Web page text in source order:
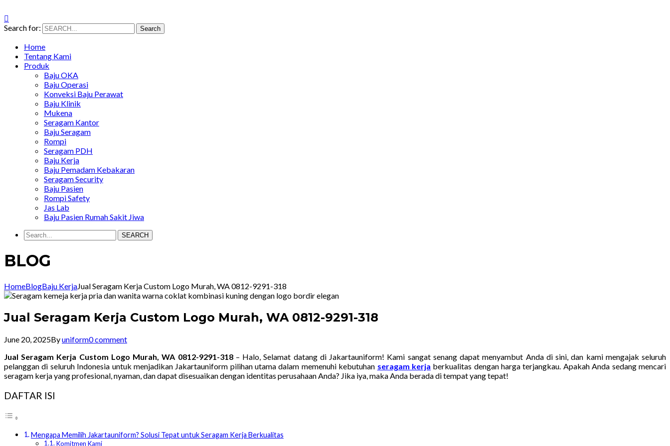
Search for: Search
Home
Tentang Kami
Produk
Baju OKA
Baju Operasi
Konveksi Baju Perawat
Baju Klinik
Mukena
Seragam Kantor
Baju Seragam
Rompi
Seragam PDH
Baju Kerja
Baju Pemadam Kebakaran
Seragam Security
Baju Pasien
Rompi Safety
Jas Lab
Baju Pasien Rumah Sakit Jiwa
SEARCH
BLOG
HomeBlogBaju KerjaJual Seragam Kerja Custom Logo Murah, WA 0812-9291-318
Jual Seragam Kerja Custom Logo Murah, WA 0812-9291-318
June 20, 2025Byuniform0 comment
Jual Seragam Kerja Custom Logo Murah, WA 0812-9291-318– Halo, Selamat datang di Jakartauniform! Kami sangat senang dapat menyambut Anda di sini, dan kami mengajak seluruh
pelanggan di seluruh Indonesia untuk menjadikan Jakartauniform pilihan utama dalam memenuhi kebutuhan seragam kerja berkualitas dengan harga terjangkau. Apakah Anda sedang mencari
seragam kerja yang profesional, nyaman, dan dapat disesuaikan dengan identitas perusahaan Anda? Jika iya, maka Anda berada di tempat yang tepat!
DAFTAR ISI
Mengapa Memilih Jakartauniform? Solusi Tepat untuk Seragam Kerja Berkualitas
Komitmen Kami